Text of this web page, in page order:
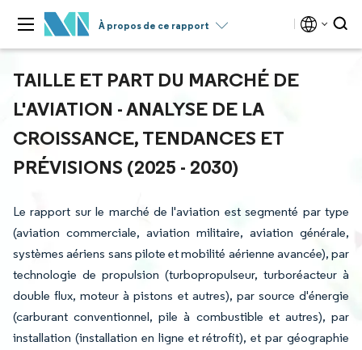
À propos de ce rapport
TAILLE ET PART DU MARCHÉ DE
L'AVIATION - ANALYSE DE LA
CROISSANCE, TENDANCES ET
PRÉVISIONS (2025 - 2030)
Le rapport sur le marché de l'aviation est segmenté par type
(aviation commerciale, aviation militaire, aviation générale,
systèmes aériens sans pilote et mobilité aérienne avancée), par
technologie de propulsion (turbopropulseur, turboréacteur à
double flux, moteur à pistons et autres), par source d'énergie
(carburant conventionnel, pile à combustible et autres), par
installation (installation en ligne et rétrofit), et par géographie